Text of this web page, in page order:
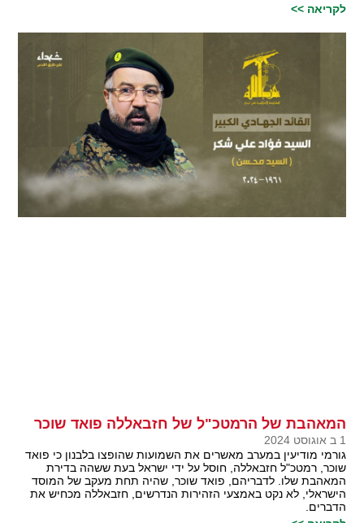
לקריאה >>
המאהבת של הרמטכ"ל של חזבאללה פואד שוכר
1 ב אוגוסט 2024
גורמי מודיעין במערב מאשרים את השמועות שהופצו בלבנון כי פואד
שוכר, רמטכ"ל חזבאללה, חוסל על ידי ישראל בעת ששהה בדירת
המאהבת שלו. לדבריהם, פואד שוכר, שהיה תחת מעקב של המוסד
הישראלי, לא נקט באמצעי הזהירות הנדרשים, חזבאללה מכחיש את
הדברים.